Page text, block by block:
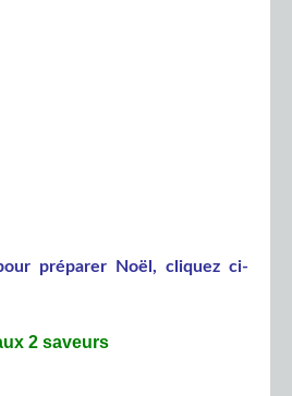
préparer Noël, cliquez ci-